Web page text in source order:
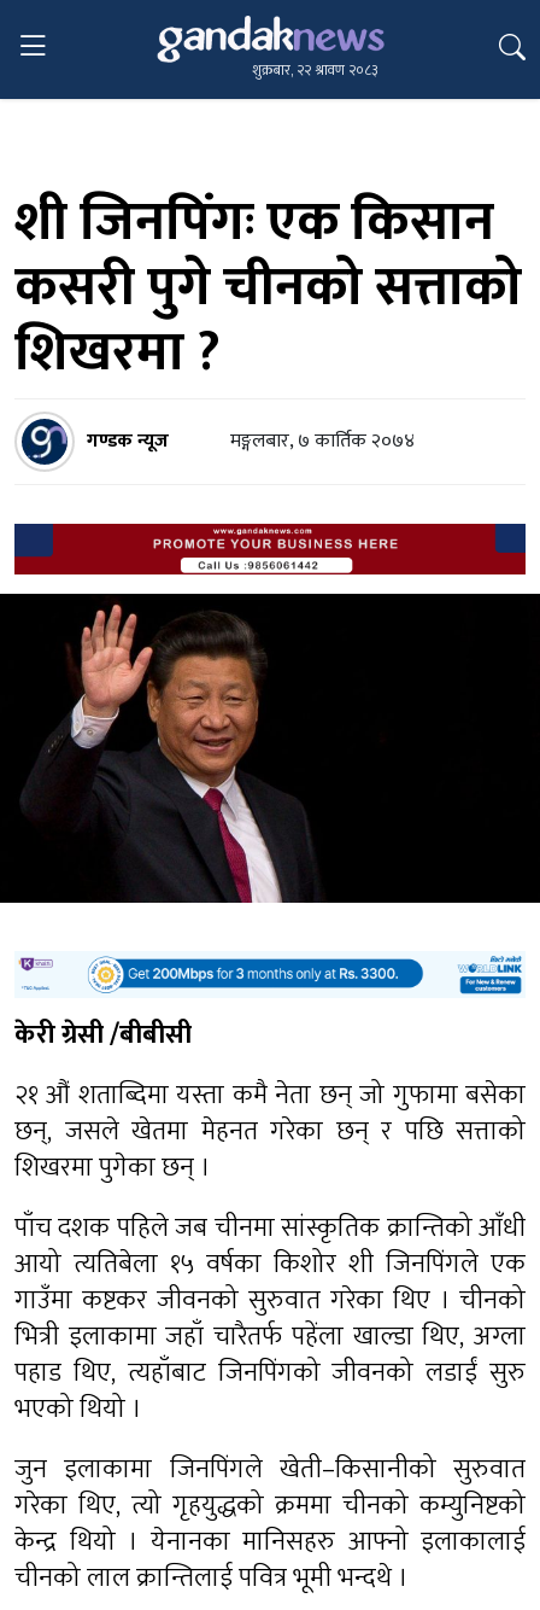
शुक्रबार, २२ श्रावण २०८३
शी जिनपिंगः एक किसान
कसरी पुगे चीनको सत्ताको
शिखरमा ?
गण्डक न्यूज मङ्गलबार, ७ कार्तिक २०७४
केरी ग्रेसी /बीबीसी
२१ औं शताब्दिमा यस्ता कमै नेता छन् जो गुफामा बसेका
छन्, जसले खेतमा मेहनत गरेका छन् र पछि सत्ताको
शिखरमा पुगेका छन् ।
पाँच दशक पहिले जब चीनमा सांस्कृतिक क्रान्तिको आँधी
आयो त्यतिबेला १५ वर्षका किशोर शी जिनपिंगले एक
गाउँमा कष्टकर जीवनको सुरुवात गरेका थिए । चीनको
भित्री इलाकामा जहाँ चारैतर्फ पहेंला खाल्डा थिए, अग्ला
पहाड थिए, त्यहाँबाट जिनपिंगको जीवनको लडाईं सुरु
भएको थियो ।
जुन इलाकामा जिनपिंगले खेती–किसानीको सुरुवात
गरेका थिए, त्यो गृहयुद्धको क्रममा चीनको कम्युनिष्टको
केन्द्र थियो । येनानका मानिसहरु आफ्नो इलाकालाई
चीनको लाल क्रान्तिलाई पवित्र भूमी भन्दथे ।